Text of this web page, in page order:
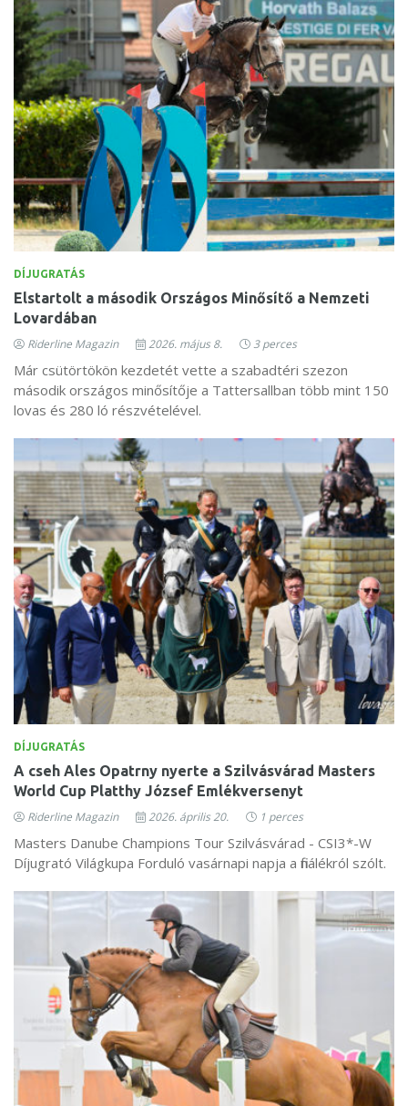
DÍJUGRATÁS
Elstartolt a második Országos Minősítő a Nemzeti
Lovardában
Riderline Magazin 2026. május 8. 3 perces
Már csütörtökön kezdetét vette a szabadtéri szezon
második országos minősítője a Tattersallban több mint 150
lovas és 280 ló részvételével.
DÍJUGRATÁS
A cseh Ales Opatrny nyerte a Szilvásvárad Masters
World Cup Platthy József Emlékversenyt
Riderline Magazin 2026. április 20. 1 perces
Masters Danube Champions Tour Szilvásvárad - CSI3*-W
Díjugrató Világkupa Forduló vasárnapi napja a finálékról szólt.